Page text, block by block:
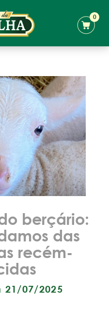
0
berçário:
das
recém-
21/07/2025